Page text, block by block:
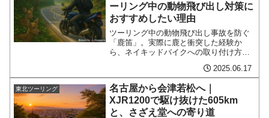
ーリング中の動物飛び出し対策に
おすすめしたい理由
ツーリング中の動物飛び出し事故を防ぐ
「鹿笛」。実際に鹿と衝突した経験か
ら、ネイキッドバイクへの取り付け方や
2025.06.17
東北ツーリング
名古屋から会津若松へ｜
XJR1200で駆け抜けた605km
と、さざえ堂への寄り道